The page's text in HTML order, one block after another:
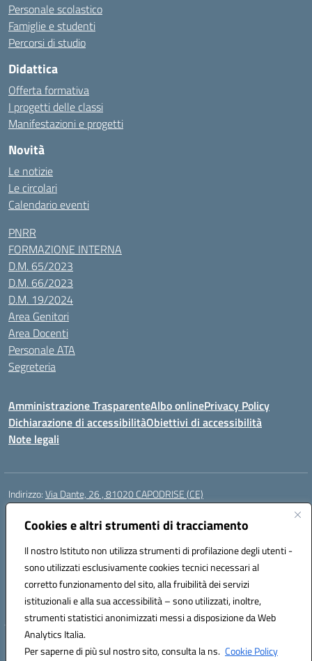
Cookies e altri strumenti di tracciamento
Il nostro Istituto non utilizza strumenti di profilazione degli utenti -
sono utilizzati esclusivamente cookies tecnici necessari al
corretto funzionamento del sito, alla fruibilità dei servizi
istituzionali e alla sua accessibilità – sono utilizzati, inoltre,
strumenti statistici anonimizzati messi a disposizione da Web
Analytics Italia.
Per saperne di più sul nostro sito, consulta la ns. Cookie Policy
Personale scolastico
Famiglie e studenti
Percorsi di studio
Didattica
Offerta formativa
I progetti delle classi
Manifestazioni e progetti
Novità
Le notizie
Le circolari
Calendario eventi
PNRR
FORMAZIONE INTERNA
D.M. 65/2023
D.M. 66/2023
D.M. 19/2024
Area Genitori
Area Docenti
Personale ATA
Segreteria
Amministrazione TrasparenteAlbo onlinePrivacy Policy
Dichiarazione di accessibilitàObiettivi di accessibilità
Note legali
Indirizzo:Via Dante, 26 , 81020 CAPODRISE (CE)
Centralino:
Posta elettronica certificata (PEC):CEIC83000V@pec.istruzione.it
Codice fiscale: 80103200616
Codice meccanografico:CEIC83000V
Codice Indice delle Pubbliche Amministrazioni (IPA): istsc_ceic83000v
Codice unico di fatturazione (CUF): UFO76N
Hosting & Powered by 3D Solution S.r.l.